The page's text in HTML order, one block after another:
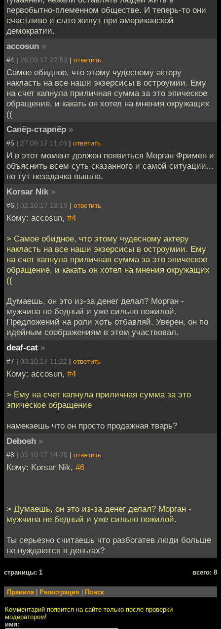
первобытно-племенном обществе. И теперь-то они
счастливо и сыто живут при американской
демократии.
accosun »
#4 | 26.09.17 22:53 | ответить
Самое обидное, что этому чудесному актеру
накласть на все наши экзерсисы в остроумии. Ему
на счет капнула приличная сумма за это эпическое
обращение, и какать он хотел на мнения окружащих
((
Сапёр-старпёр »
#5 | 27.09.17 11:46 | ответить
И в этот момент должен появиться Морган Фримен и
объяснить всем суть сказанного и самой ситуации...
но тут незадачка вышла.
Korsar Nik »
#6 | 02.10.17 13:19 | ответить
Кому: accosun, #4
> Самое обидное, что этому чудесному актеру
накласть на все наши экзерсисы в остроумии. Ему
на счет капнула приличная сумма за это эпическое
обращение, и какать он хотел на мнения окружащих
((
Думаешь, он это из-за денег делал? Морган -
мужчина не бедный и уже сильно пожилой.
Предложений на роли хоть отбавляй. Уверен, он по
идейным соображениям в этом участвовал.
deaf-cat »
#7 | 03.10.17 11:22 | ответить
Кому: accosun, #4
> Ему на счет капнула приличная сумма за это
эпическое обращение
намекаешь что он просто продажная тварь?
Debosh »
#8 | 05.10.17 14:20 | ответить
Кому: Korsar Nik, #6
> Думаешь, он это из-за денег делал? Морган -
мужчина не бедный и уже сильно пожилой.
Ты серьезно считаешь что разбогатев люди больше
не нуждаются в деньгах?
cтраницы: 1 всего: 8
Правила| Регистрация Поиск
Комментарий появится на сайте только после проверки
модератором!
имя: